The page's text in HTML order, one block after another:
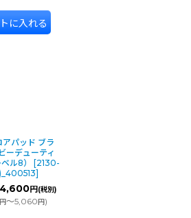
に入れる
アパッド ブラ
ーデューティ
ル8）
[2130-
]
円 (税別)
円～5,060 円)